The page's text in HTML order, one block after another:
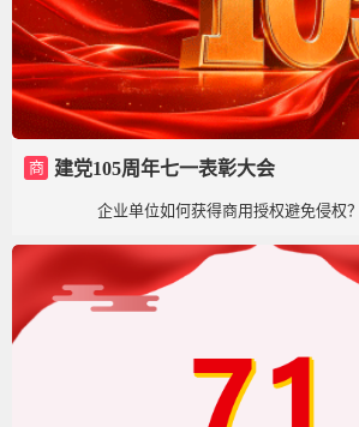
商 建党105周年七一表彰大会
企业单位如何获得商用授权避免侵权？